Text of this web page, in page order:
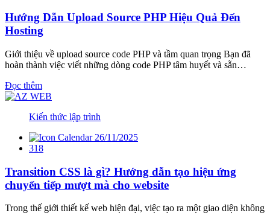
Hướng Dẫn Upload Source PHP Hiệu Quả Đến
Hosting
Giới thiệu về upload source code PHP và tầm quan trọng Bạn đã
hoàn thành việc viết những dòng code PHP tâm huyết và sẵn…
Đọc thêm
Kiến thức lập trình
26/11/2025
318
Transition CSS là gì? Hướng dẫn tạo hiệu ứng
chuyển tiếp mượt mà cho website
Trong thế giới thiết kế web hiện đại, việc tạo ra một giao diện không